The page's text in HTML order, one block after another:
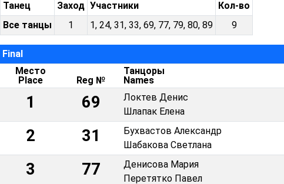
Танец
Заход Участники
Кол-во
Все танцы
1 1, 24, 31, 33, 69, 77, 79, 80, 89 9
Final
Место
Place
Reg №
Танцоры
Names
1 69
Локтев Денис
Шлапак Елена
2 31
Бухвастов Александр
Шабакова Светлана
3 77
Денисова Мария
Перетятко Павел